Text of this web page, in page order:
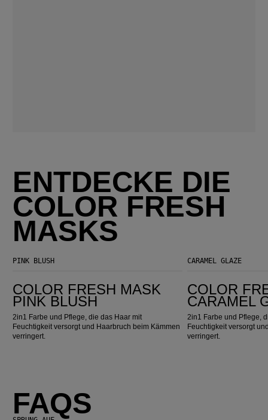
ENTDECKE DIE
COLOR FRESH
MASKS
PINK BLUSH
COLOR FRESH MASK
PINK BLUSH
2in1 Farbe und Pflege, die das Haar mit
Feuchtigkeit versorgt und Haarbruch beim Kämmen
verringert.
CARAMEL GLAZE
COLOR
CARAMEL
2in1 Farbe und Pflege,
Feuchtigkeit versorgt
verringert.
FAQS